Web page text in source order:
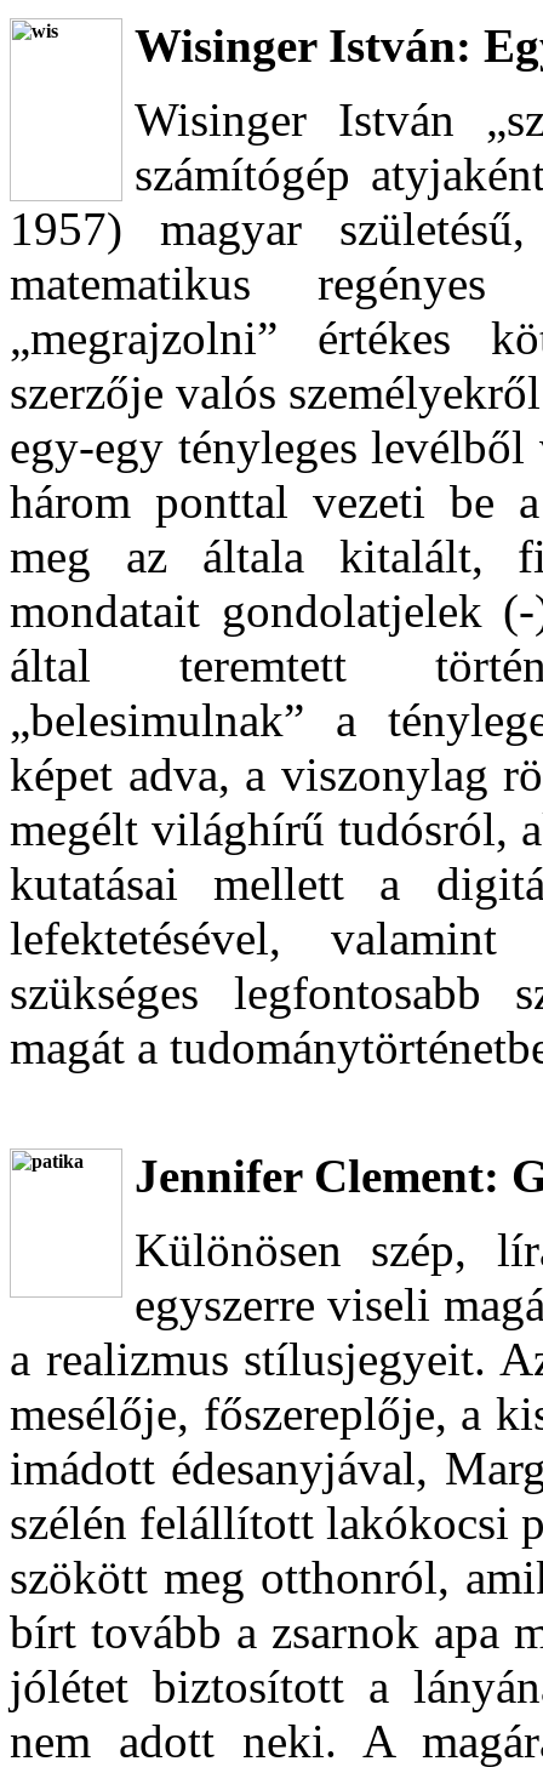
Wisinger István:
Wisinger István
számítógép
1957) magyar
matematikus
„megrajzolni” értékes
szerzője valós
egy-egy tényleges
három ponttal vezeti be
meg az általa kitalált,
mondatait gondolatjelek
által teremtett
„belesimulnak” a
képet adva, a viszonylag
megélt világhírű tudósról,
kutatásai mellett a
lefektetésével, valamint
szükséges legfontosabb
magát a
Jennifer Clement:
Különösen szép,
egyszerre viseli
a realizmus stílusjegyeit.
mesélője, főszereplője, a
imádott édesanyjával,
szélén felállított lakókocsi
szökött meg otthonról,
bírt tovább a zsarnok apa
jólétet biztosított a
nem adott neki. A